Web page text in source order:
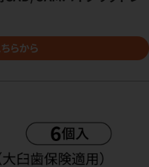
らから